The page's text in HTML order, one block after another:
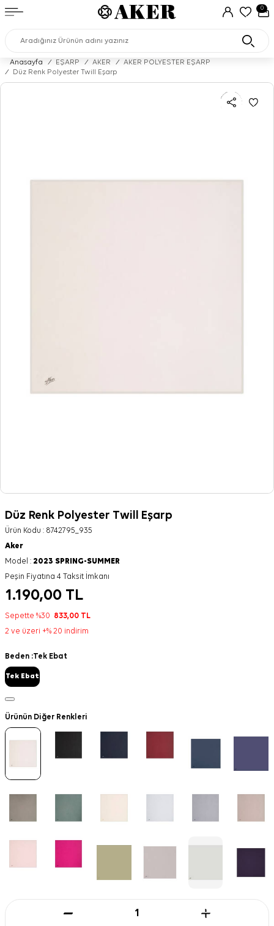
0
Anasayfa / EŞARP / AKER /
AKER POLYESTER EŞARP
/
Düz Renk Polyester Twill Eşarp
Düz Renk Polyester Twill Eşarp
Ürün Kodu : 8742795_935
Aker
Model : 2023 SPRING-SUMMER
Peşin Fiyatına 4 Taksit İmkanı
1.190,00 TL
Sepette %30 833,00 TL
2 ve üzeri +% 20 indirim
Beden :Tek Ebat
Tek Ebat
Ürünün Diğer Renkleri